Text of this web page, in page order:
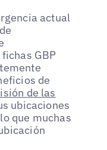
actual
GBP
de
de las
ubicaciones
que muchas